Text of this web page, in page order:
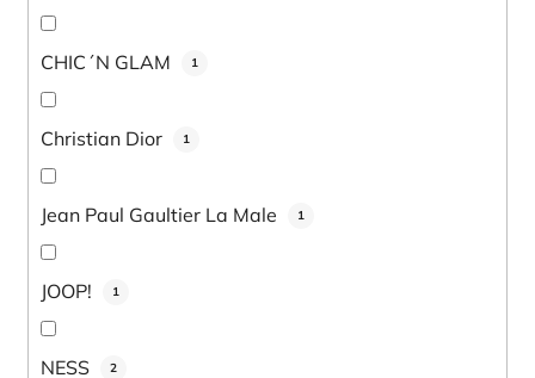
CHIC´N GLAM 1
Christian Dior 1
Jean Paul Gaultier La Male 1
JOOP! 1
NESS 2